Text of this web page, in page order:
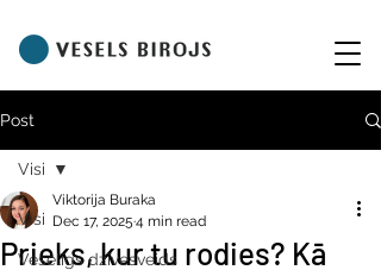
Post
Visi
Veselīgs dzīvesveids
Visi
Prieks, kur tu rodies? Kā
Viktorija Buraka
Dec 17, 2025 4 min read